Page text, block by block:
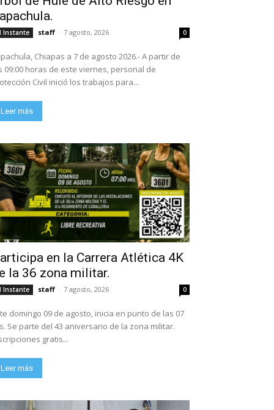
Instante staff - 7 agosto, 2026 0
Chiapas a 7 de agosto 2026.- A partir de
09:00 horas de este viernes, personal de
Civil inició los trabajos para...
Leer más
en la Carrera Atlética 4K
la 36 zona militar.
Instante staff - 7 agosto, 2026 0
domingo 09 de agosto, inicia en punto de las 07
zona militar.
gratis...
Leer más